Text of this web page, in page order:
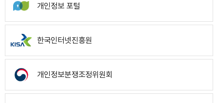
개인정보 포털
한국인터넷진흥원
개인정보분쟁조정위원회